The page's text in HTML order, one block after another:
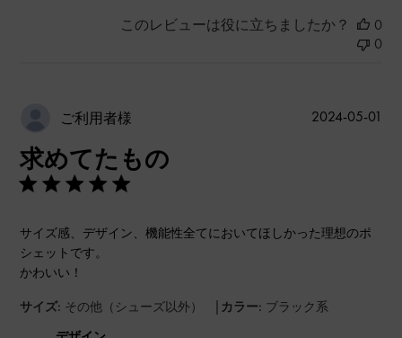
このレビューは役に立ちましたか？
0
0
ご利用者様
求めてたもの
サイズ感、デザイン、機能性全てにおいてほしかった理想のポ
シェットです。
かわいい！
サイズ: その他（シューズ以外） | カラー: ブラック系
2024-05-01